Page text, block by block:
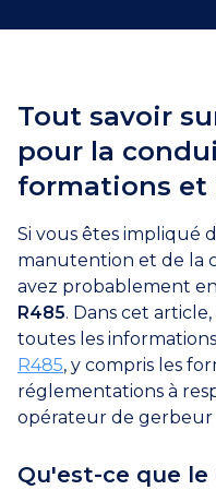
Tout savoir
pour la
formations et
Si vous êtes impliqué
manutention et de la
avez probablement
R485. Dans cet
toutes les
R485, y compris les
réglementations à
opérateur de gerbeur
Qu'est-ce que le